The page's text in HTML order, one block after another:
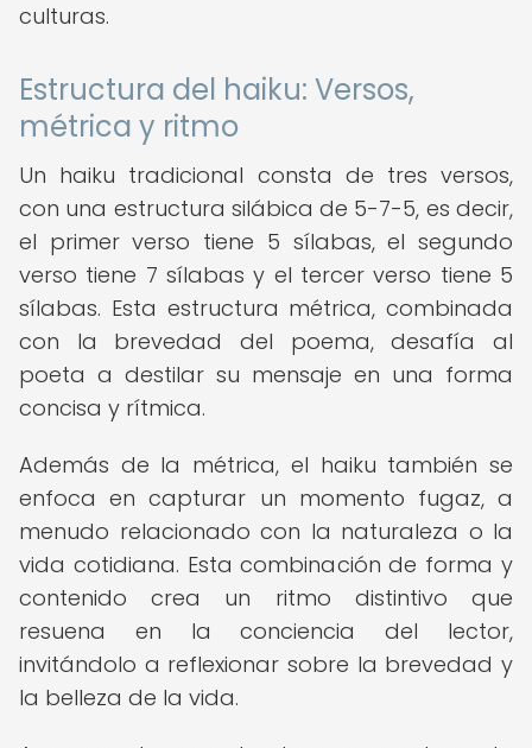
culturas.
Estructura del haiku: Versos,
métrica y ritmo
Un haiku tradicional consta de tres versos,
con una estructura silábica de 5-7-5, es decir,
el primer verso tiene 5 sílabas, el segundo
verso tiene 7 sílabas y el tercer verso tiene 5
sílabas. Esta estructura métrica, combinada
con la brevedad del poema, desafía al
poeta a destilar su mensaje en una forma
concisa y rítmica.
Además de la métrica, el haiku también se
enfoca en capturar un momento fugaz, a
menudo relacionado con la naturaleza o la
vida cotidiana. Esta combinación de forma y
contenido crea un ritmo distintivo que
resuena en la conciencia del lector,
invitándolo a reflexionar sobre la brevedad y
la belleza de la vida.